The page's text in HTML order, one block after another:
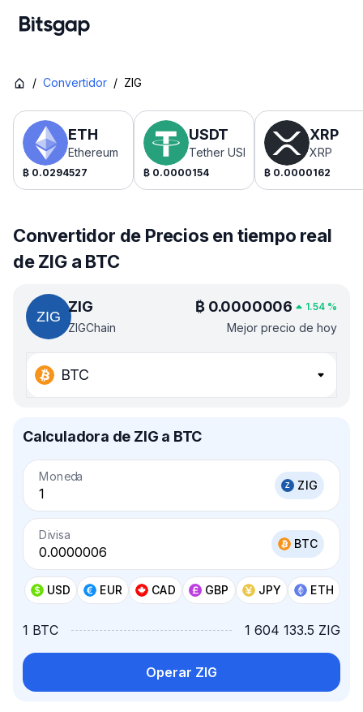
/ Convertidor / ZIG
ETH
Ethereum
₿ 0.0294527
USDT
Tether USDt
₿ 0.0000154
XRP
XRP
₿ 0.0000162
Convertidor de Precios en tiempo real
de ZIG a BTC
ZIG
ZIGChain
₿ 0.0000006 1.54 %
Mejor precio de hoy
BTC
Calculadora de ZIG a BTC
Moneda
ZIG
Divisa
BTC
USD EUR CAD GBP JPY ETH
1 BTC 1 604 133.5 ZIG
Operar ZIG